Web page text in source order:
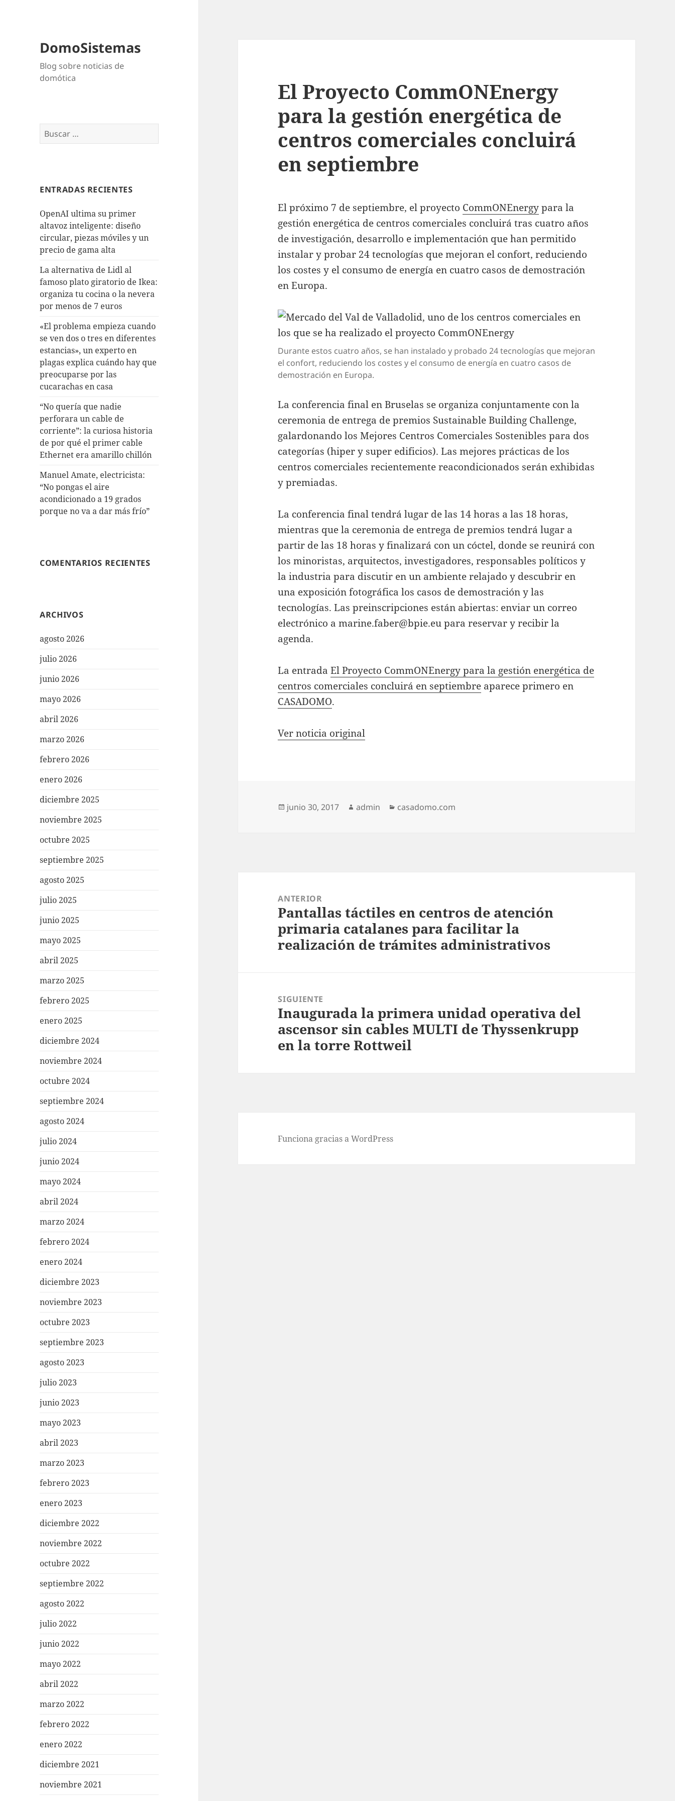
DomoSistemas
Blog sobre noticias de
domótica
Buscar:
ENTRADAS RECIENTES
OpenAI ultima su primer
altavoz inteligente: diseño
circular, piezas móviles y un
precio de gama alta
La alternativa de Lidl al
famoso plato giratorio de Ikea:
organiza tu cocina o la nevera
por menos de 7 euros
«El problema empieza cuando
se ven dos o tres en diferentes
estancias», un experto en
plagas explica cuándo hay que
preocuparse por las
cucarachas en casa
“No quería que nadie
perforara un cable de
corriente”: la curiosa historia
de por qué el primer cable
Ethernet era amarillo chillón
Manuel Amate, electricista:
“No pongas el aire
acondicionado a 19 grados
porque no va a dar más frío”
COMENTARIOS RECIENTES
ARCHIVOS
agosto 2026
julio 2026
junio 2026
mayo 2026
abril 2026
marzo 2026
febrero 2026
enero 2026
diciembre 2025
noviembre 2025
octubre 2025
septiembre 2025
agosto 2025
julio 2025
junio 2025
mayo 2025
abril 2025
marzo 2025
febrero 2025
enero 2025
diciembre 2024
noviembre 2024
octubre 2024
septiembre 2024
agosto 2024
julio 2024
junio 2024
mayo 2024
abril 2024
marzo 2024
febrero 2024
enero 2024
diciembre 2023
noviembre 2023
octubre 2023
septiembre 2023
agosto 2023
julio 2023
junio 2023
mayo 2023
abril 2023
marzo 2023
febrero 2023
enero 2023
diciembre 2022
noviembre 2022
octubre 2022
septiembre 2022
agosto 2022
julio 2022
junio 2022
mayo 2022
abril 2022
marzo 2022
febrero 2022
enero 2022
diciembre 2021
noviembre 2021
El Proyecto CommONEnergy
para la gestión energética de
centros comerciales concluirá
en septiembre
El próximo 7 de septiembre, el proyecto CommONEnergypara la
gestión energética de centros comerciales concluirá tras cuatro años
de investigación, desarrollo e implementación que han permitido
instalar y probar 24 tecnologías que mejoran el confort, reduciendo
los costes y el consumo de energía en cuatro casos de demostración
en Europa.
Durante estos cuatro años, se han instalado y probado 24 tecnologías que mejoran
el confort, reduciendo los costes y el consumo de energía en cuatro casos de
demostración en Europa.
La conferencia final en Bruselas se organiza conjuntamente con la
ceremonia de entrega de premios Sustainable Building Challenge,
galardonando los Mejores Centros Comerciales Sostenibles para dos
categorías (hiper y super edificios). Las mejores prácticas de los
centros comerciales recientemente reacondicionados serán exhibidas
y premiadas.
La conferencia final tendrá lugar de las 14 horas a las 18 horas,
mientras que la ceremonia de entrega de premios tendrá lugar a
partir de las 18 horas y finalizará con un cóctel, donde se reunirá con
los minoristas, arquitectos, investigadores, responsables políticos y
la industria para discutir en un ambiente relajado y descubrir en
una exposición fotográfica los casos de demostración y las
tecnologías. Las preinscripciones están abiertas: enviar un correo
electrónico a marine.faber@bpie.eu para reservar y recibir la
agenda.
La entradaEl Proyecto CommONEnergy para la gestión energética de
centros comerciales concluirá en septiembre aparece primero en
CASADOMO.
Ver noticia original
Publicado
junio 30, 2017 Autor
admin Categorías
casadomo.com
entradas
ANTERIOR
Entrada
anterior:
Pantallas táctiles en centros de atención
primaria catalanes para facilitar la
realización de trámites administrativos
SIGUIENTE
Entrada
siguiente:
Inaugurada la primera unidad operativa del
ascensor sin cables MULTI de Thyssenkrupp
en la torre Rottweil
Funciona gracias a WordPress